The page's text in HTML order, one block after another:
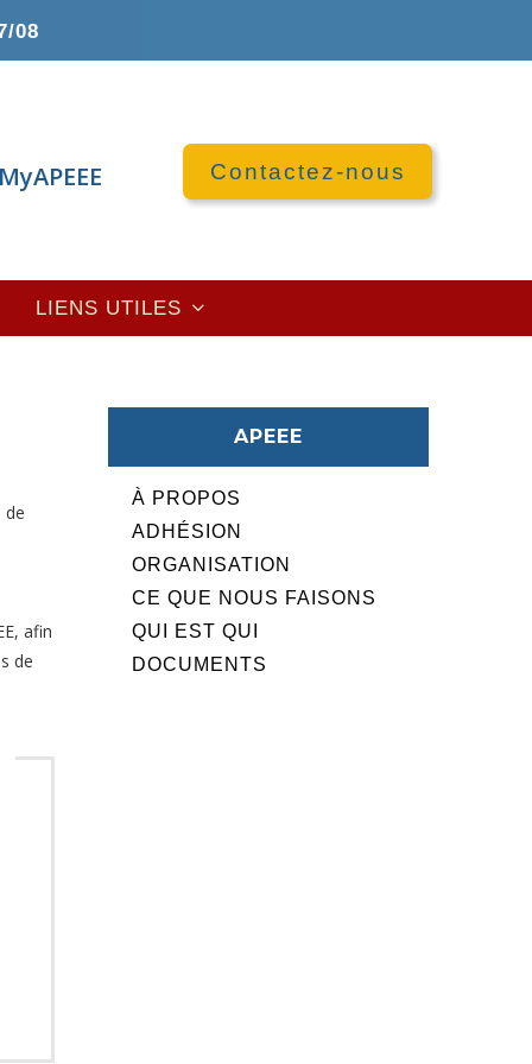
08
Contactez-nous
LIENS UTILES
de
afin
de
APEEE
À PROPOS
ADHÉSION
ORGANISATION
CE QUE NOUS FAISONS
QUI EST QUI
DOCUMENTS